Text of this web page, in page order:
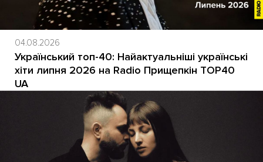
04.08.2026
Український топ-40: Найактуальніші українські
хіти липня 2026 на Radio Прищепкін TOP40
UA